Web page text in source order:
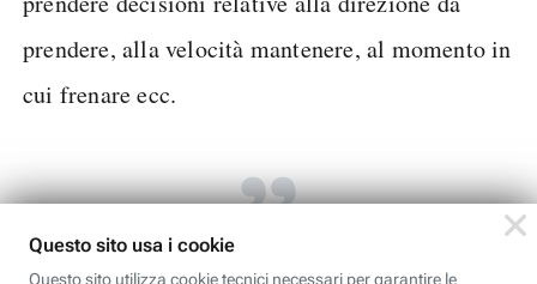
prendere, alla velocità mantenere, al momento in
cui frenare ecc.
La smart car fornisce